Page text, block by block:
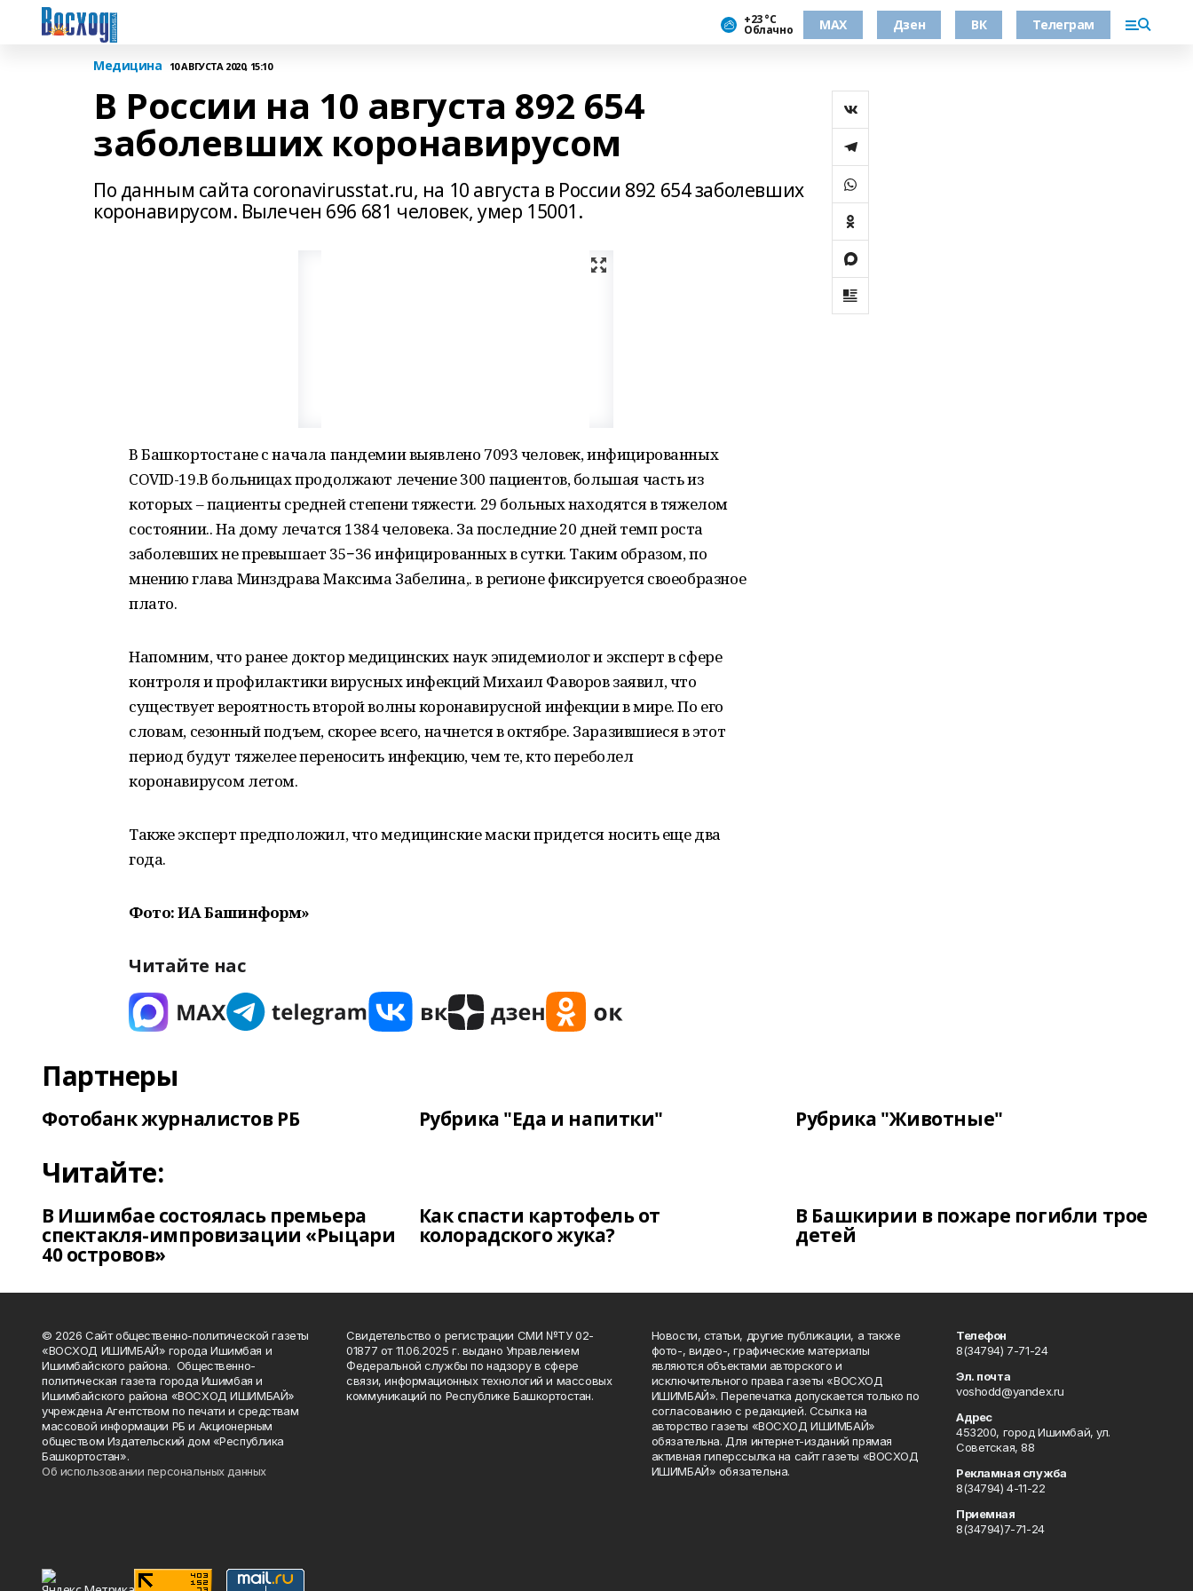
+23 °С
Облачно МАХ Дзен ВК Телеграм
Медицина 10 АВГУСТА 2020, 15:10
В России на 10 августа 892 654
заболевших коронавирусом
По данным сайта coronavirusstat.ru, на 10 августа в России 892 654 заболевших
коронавирусом. Вылечен 696 681 человек, умер 15001.
В Башкортостане с начала пандемии выявлено 7093 человек, инфицированных
COVID-19.В больницах продолжают лечение 300 пациентов, большая часть из
которых – пациенты средней степени тяжести. 29 больных находятся в тяжелом
состоянии.. На дому лечатся 1384 человека. За последние 20 дней темп роста
заболевших не превышает 35−36 инфицированных в сутки. Таким образом, по
мнению глава Минздрава Максима Забелина,. в регионе фиксируется своеобразное
плато.
Напомним, что ранее доктор медицинских наук эпидемиолог и эксперт в сфере
контроля и профилактики вирусных инфекций Михаил Фаворов заявил, что
существует вероятность второй волны коронавирусной инфекции в мире. По его
словам, сезонный подъем, скорее всего, начнется в октябре. Заразившиеся в этот
период будут тяжелее переносить инфекцию, чем те, кто переболел
коронавирусом летом.
Также эксперт предположил, что медицинские маски придется носить еще два
года.
Фото: ИА Башинформ»
Читайте нас
Партнеры
Фотобанк журналистов РБ Рубрика "Еда и напитки" Рубрика "Животные"
Читайте:
В Ишимбае состоялась премьера
спектакля-импровизации «Рыцари
40 островов»
Как спасти картофель от
колорадского жука?
В Башкирии в пожаре погибли трое
детей
© 2026 Сайт общественно-политической газеты
«ВОСХОД ИШИМБАЙ» города Ишимбая и
Ишимбайского района. Общественно-
политическая газета города Ишимбая и
Ишимбайского района «ВОСХОД ИШИМБАЙ»
учреждена Агентством по печати и средствам
массовой информации РБ и Акционерным
обществом Издательский дом «Республика
Башкортостан».
Об использовании персональных данных
Свидетельство о регистрации СМИ №ТУ 02-
01877 от 11.06.2025 г. выдано Управлением
Федеральной службы по надзору в сфере
связи, информационных технологий и массовых
коммуникаций по Республике Башкортостан.
Новости, статьи, другие публикации, а также
фото-, видео-, графические материалы
являются объектами авторского и
исключительного права газеты «ВОСХОД
ИШИМБАЙ». Перепечатка допускается только по
согласованию с редакцией. Ссылка на
авторство газеты «ВОСХОД ИШИМБАЙ»
обязательна. Для интернет-изданий прямая
активная гиперссылка на сайт газеты «ВОСХОД
ИШИМБАЙ» обязательна.
Телефон
8(34794) 7-71-24
Эл. почта
voshodd@yandex.ru
Адрес
453200, город Ишимбай, ул.
Советская, 88
Рекламная служба
8(34794) 4-11-22
Приемная
8(34794)7-71-24